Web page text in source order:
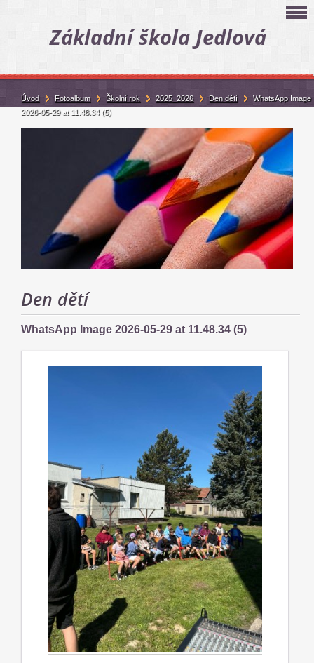
Základní škola Jedlová
Den dětí
WhatsApp Image 2026-05-29 at 11.48.34 (5)
Úvod Fotoalbum Školní rok 2025_2026 Den dětí
WhatsApp Image
2026-05-29 at 11.48.34 (5)